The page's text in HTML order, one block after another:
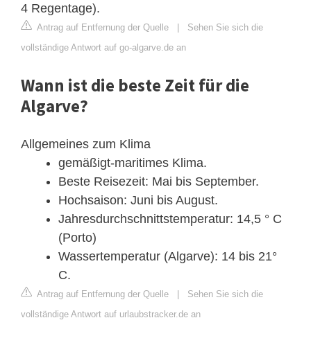
4 Regentage).
Antrag auf Entfernung der Quelle | Sehen Sie sich die
vollständige Antwort auf go-algarve.de an
Wann ist die beste Zeit für die
Algarve?
Allgemeines zum Klima
gemäßigt-maritimes Klima.
Beste Reisezeit: Mai bis September.
Hochsaison: Juni bis August.
Jahresdurchschnittstemperatur: 14,5 ° C
(Porto)
Wassertemperatur (Algarve): 14 bis 21°
C.
Antrag auf Entfernung der Quelle | Sehen Sie sich die
vollständige Antwort auf urlaubstracker.de an